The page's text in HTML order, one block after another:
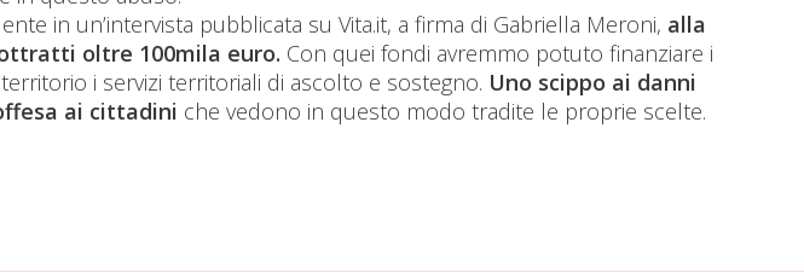
in un’intervista pubblicata su Vita.it, a firma di Gabriella Meroni, alla
oltre 100mila euro. Con quei fondi avremmo potuto finanziare i
i servizi territoriali di ascolto e sostegno. Uno scippo ai danni
ai cittadini che vedono in questo modo tradite le proprie scelte.